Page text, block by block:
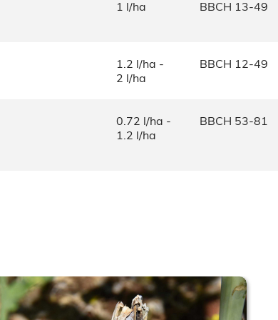
1 l/ha BBCH 13-49
1.2 l/ha -
2 l/ha
BBCH 12-49
0.72 l/ha -
1.2 l/ha
BBCH 53-81